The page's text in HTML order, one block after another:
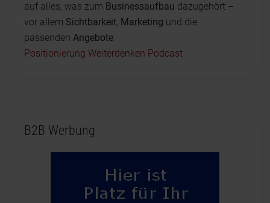
auf alles, was zum Businessaufbau dazugehört –
vor allem Sichtbarkeit, Marketing und die
passenden Angebote
Positionierung Weiterdenken Podcast
B2B Werbung